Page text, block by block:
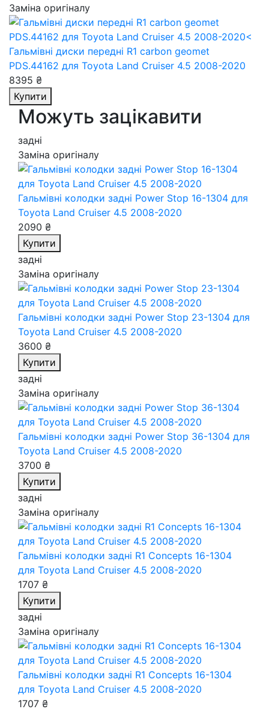
Заміна оригіналу
Гальмівні диски передні R1 carbon geomet
PDS.44162 для Toyota Land Cruiser 4.5 2008-2020
8395 ₴
Купити
Можуть зацікавити
задні
Заміна оригіналу
Гальмівні колодки задні Power Stop 16-1304 для
Toyota Land Cruiser 4.5 2008-2020
2090 ₴
Купити
задні
Заміна оригіналу
Гальмівні колодки задні Power Stop 23-1304 для
Toyota Land Cruiser 4.5 2008-2020
3600 ₴
Купити
задні
Заміна оригіналу
Гальмівні колодки задні Power Stop 36-1304 для
Toyota Land Cruiser 4.5 2008-2020
3700 ₴
Купити
задні
Заміна оригіналу
Гальмівні колодки задні R1 Concepts 16-1304
для Toyota Land Cruiser 4.5 2008-2020
1707 ₴
Купити
задні
Заміна оригіналу
Гальмівні колодки задні R1 Concepts 16-1304
для Toyota Land Cruiser 4.5 2008-2020
1707 ₴